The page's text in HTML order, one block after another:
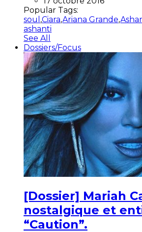
Popular Tags:
soul ,Ciara,Ariana Grande,
ashanti
See All
Dossiers/Focus
[Dossier] Mariah
nostalgique et
“Caution”.